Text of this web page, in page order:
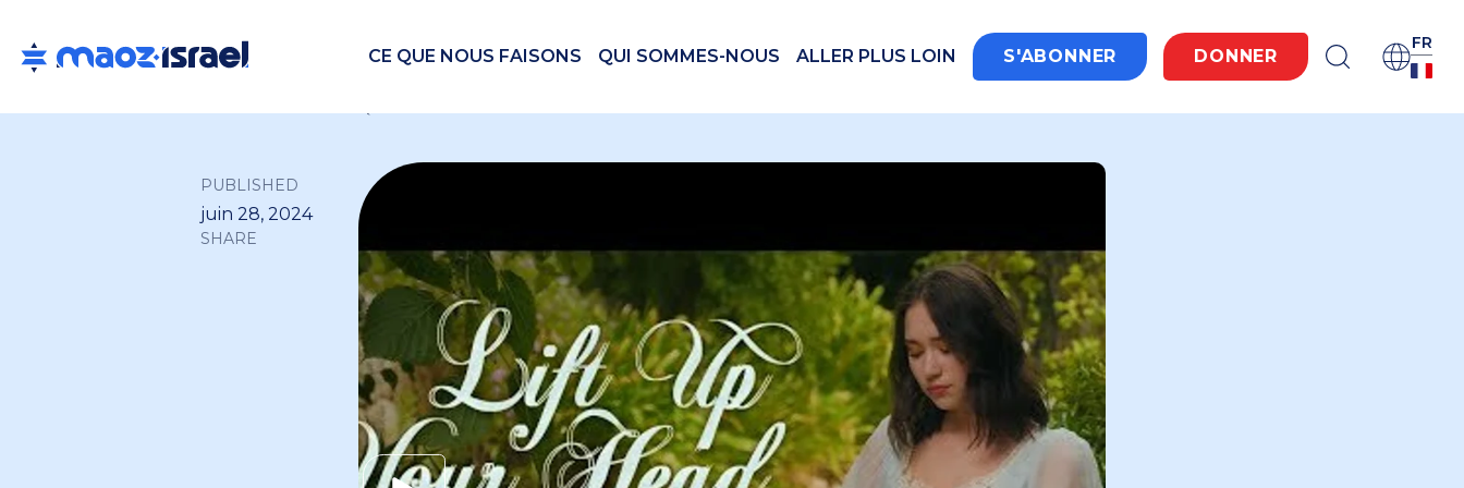
CE QUE NOUS FAISONS QUI SOMMES-NOUS ALLER PLUS LOIN S'ABONNER DONNER
FR
PUBLISHED
juin 28, 2024
SHARE